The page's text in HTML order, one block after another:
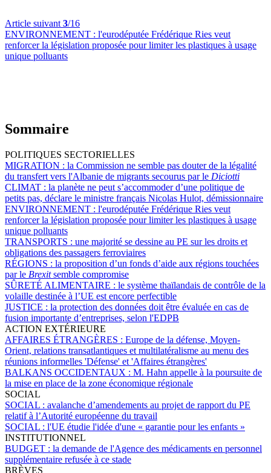
Article suivant 3/16
ENVIRONNEMENT : l'eurodéputée Frédérique Ries veut
renforcer la législation proposée pour limiter les plastiques à usage
unique polluants
Sommaire
POLITIQUES SECTORIELLES
MIGRATION : la Commission ne semble pas douter de la légalité
du transfert vers l'Albanie de migrants secourus par le Diciotti
CLIMAT : la planète ne peut s’accommoder d’une politique de
petits pas, déclare le ministre français Nicolas Hulot, démissionnaire
ENVIRONNEMENT : l'eurodéputée Frédérique Ries veut
renforcer la législation proposée pour limiter les plastiques à usage
unique polluants
TRANSPORTS : une majorité se dessine au PE sur les droits et
obligations des passagers ferroviaires
RÉGIONS : la proposition d’un fonds d’aide aux régions touchées
par le Brexitsemble compromise
SÛRETÉ ALIMENTAIRE : le système thaïlandais de contrôle de la
volaille destinée à l’UE est encore perfectible
JUSTICE : la protection des données doit être évaluée en cas de
fusion importante d’entreprises, selon l'EDPB
ACTION EXTÉRIEURE
AFFAIRES ÉTRANGÈRES : Europe de la défense, Moyen-
Orient, relations transatlantiques et multilatéralisme au menu des
réunions informelles 'Défense' et 'Affaires étrangères'
BALKANS OCCIDENTAUX : M. Hahn appelle à la poursuite de
la mise en place de la zone économique régionale
SOCIAL
SOCIAL : avalanche d’amendements au projet de rapport du PE
relatif à l’Autorité européenne du travail
SOCIAL : l'UE étudie l'idée d'une « garantie pour les enfants »
INSTITUTIONNEL
BUDGET : la demande de l'Agence des médicaments en personnel
supplémentaire refusée à ce stade
BRÈVES